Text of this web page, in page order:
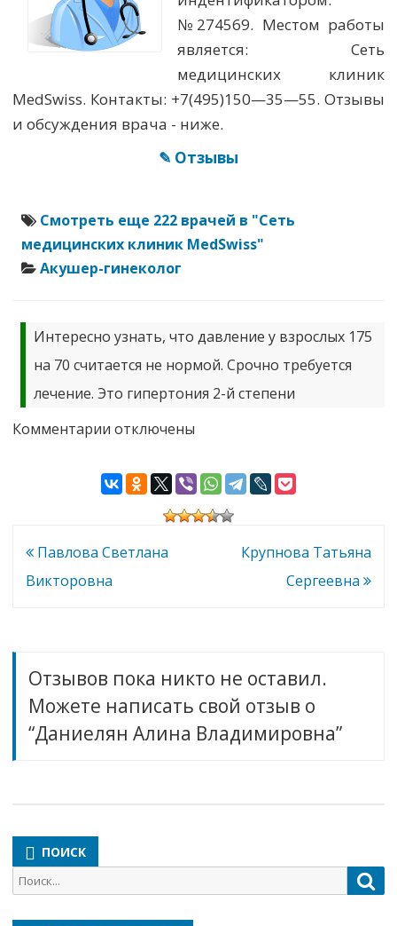
№274569. Местом работы
является: Сеть
медицинских клиник
MedSwiss. Контакты: +7(495)150—35—55. Отзывы
и обсуждения врача - ниже.
✎ Отзывы
Смотреть еще 222 врачей в "Сеть
медицинских клиник MedSwiss"
Акушер-гинеколог
Интересно узнать, что давление у взрослых 175
на 70 считается не нормой. Срочно требуется
лечение. Это гипертония 2-й степени
Комментарии к
Алина
Владимировна
отключены
Навигация
по
Павлова Светлана
Викторовна
Крупнова Татьяна
Сергеевна
Отзывов пока никто не оставил.
Можете написать свой отзыв о
“Даниелян Алина Владимировна”
ПОИСК
Поиск
для: